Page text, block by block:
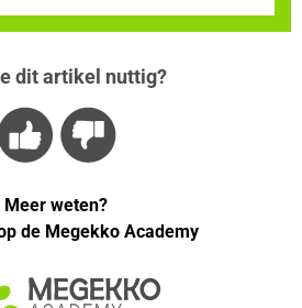
dit artikel nuttig?
Meer weten?
de Megekko Academy